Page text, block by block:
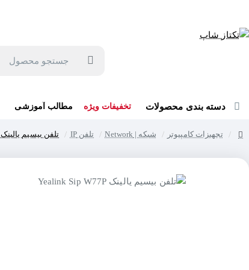
دسته بندی محصولات تخفیفات ویژه مطالب آموزشی
تجهیزات کامپیوتر شبکه | Network تلفن IP تلفن بیسیم یالینک Yealink Sip W77P